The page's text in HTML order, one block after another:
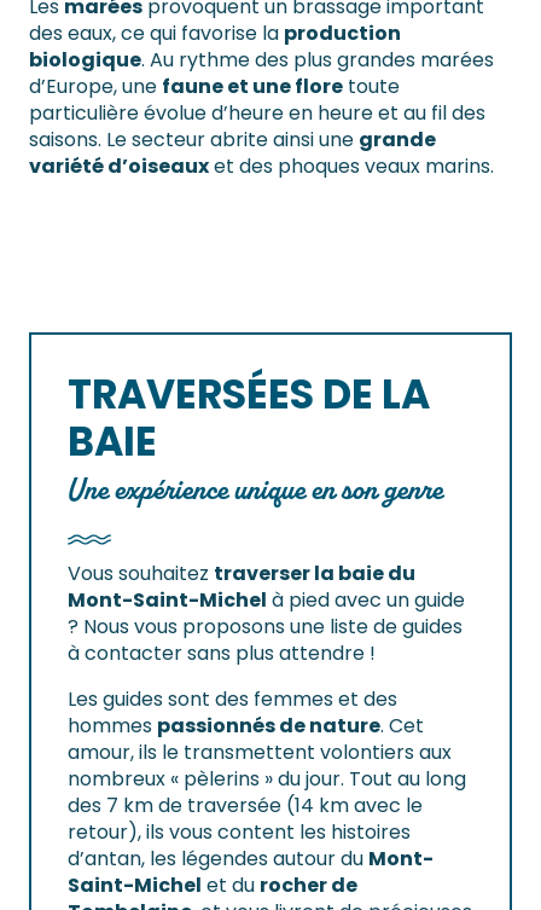
Les marées provoquent un brassage important
des eaux, ce qui favorise la production
biologique. Au rythme des plus grandes marées
d’Europe, une faune et une flore toute
particulière évolue d’heure en heure et au fil des
saisons. Le secteur abrite ainsi une grande
variété d’oiseauxet des phoques veaux marins.
TRAVERSÉES DE LA
BAIE
Une expérience unique en son genre
Vous souhaitez traverser la baie du
Mont-Saint-Michel à pied avec un guide
? Nous vous proposons une liste de guides
à contacter sans plus attendre !
Les guides sont des femmes et des
hommes passionnés de nature. Cet
amour, ils le transmettent volontiers aux
nombreux « pèlerins » du jour. Tout au long
des 7 km de traversée (14 km avec le
retour), ils vous content les histoires
d’antan, les légendes autour du Mont-
Saint-Michel et du rocher de